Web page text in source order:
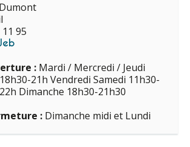
95
: Mardi / Mercredi / Jeudi
21h Vendredi Samedi 11h30-
Dimanche 18h30-21h30
: Dimanche midi et Lundi